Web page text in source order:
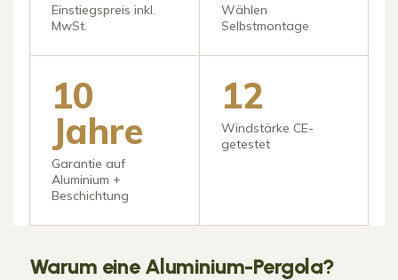
Einstiegspreis inkl.
MwSt.
Wählen
Selbstmontage
10
Jahre
Garantie auf
Aluminium +
Beschichtung
12
Windstärke CE-
getestet
Warum eine Aluminium-Pergola?